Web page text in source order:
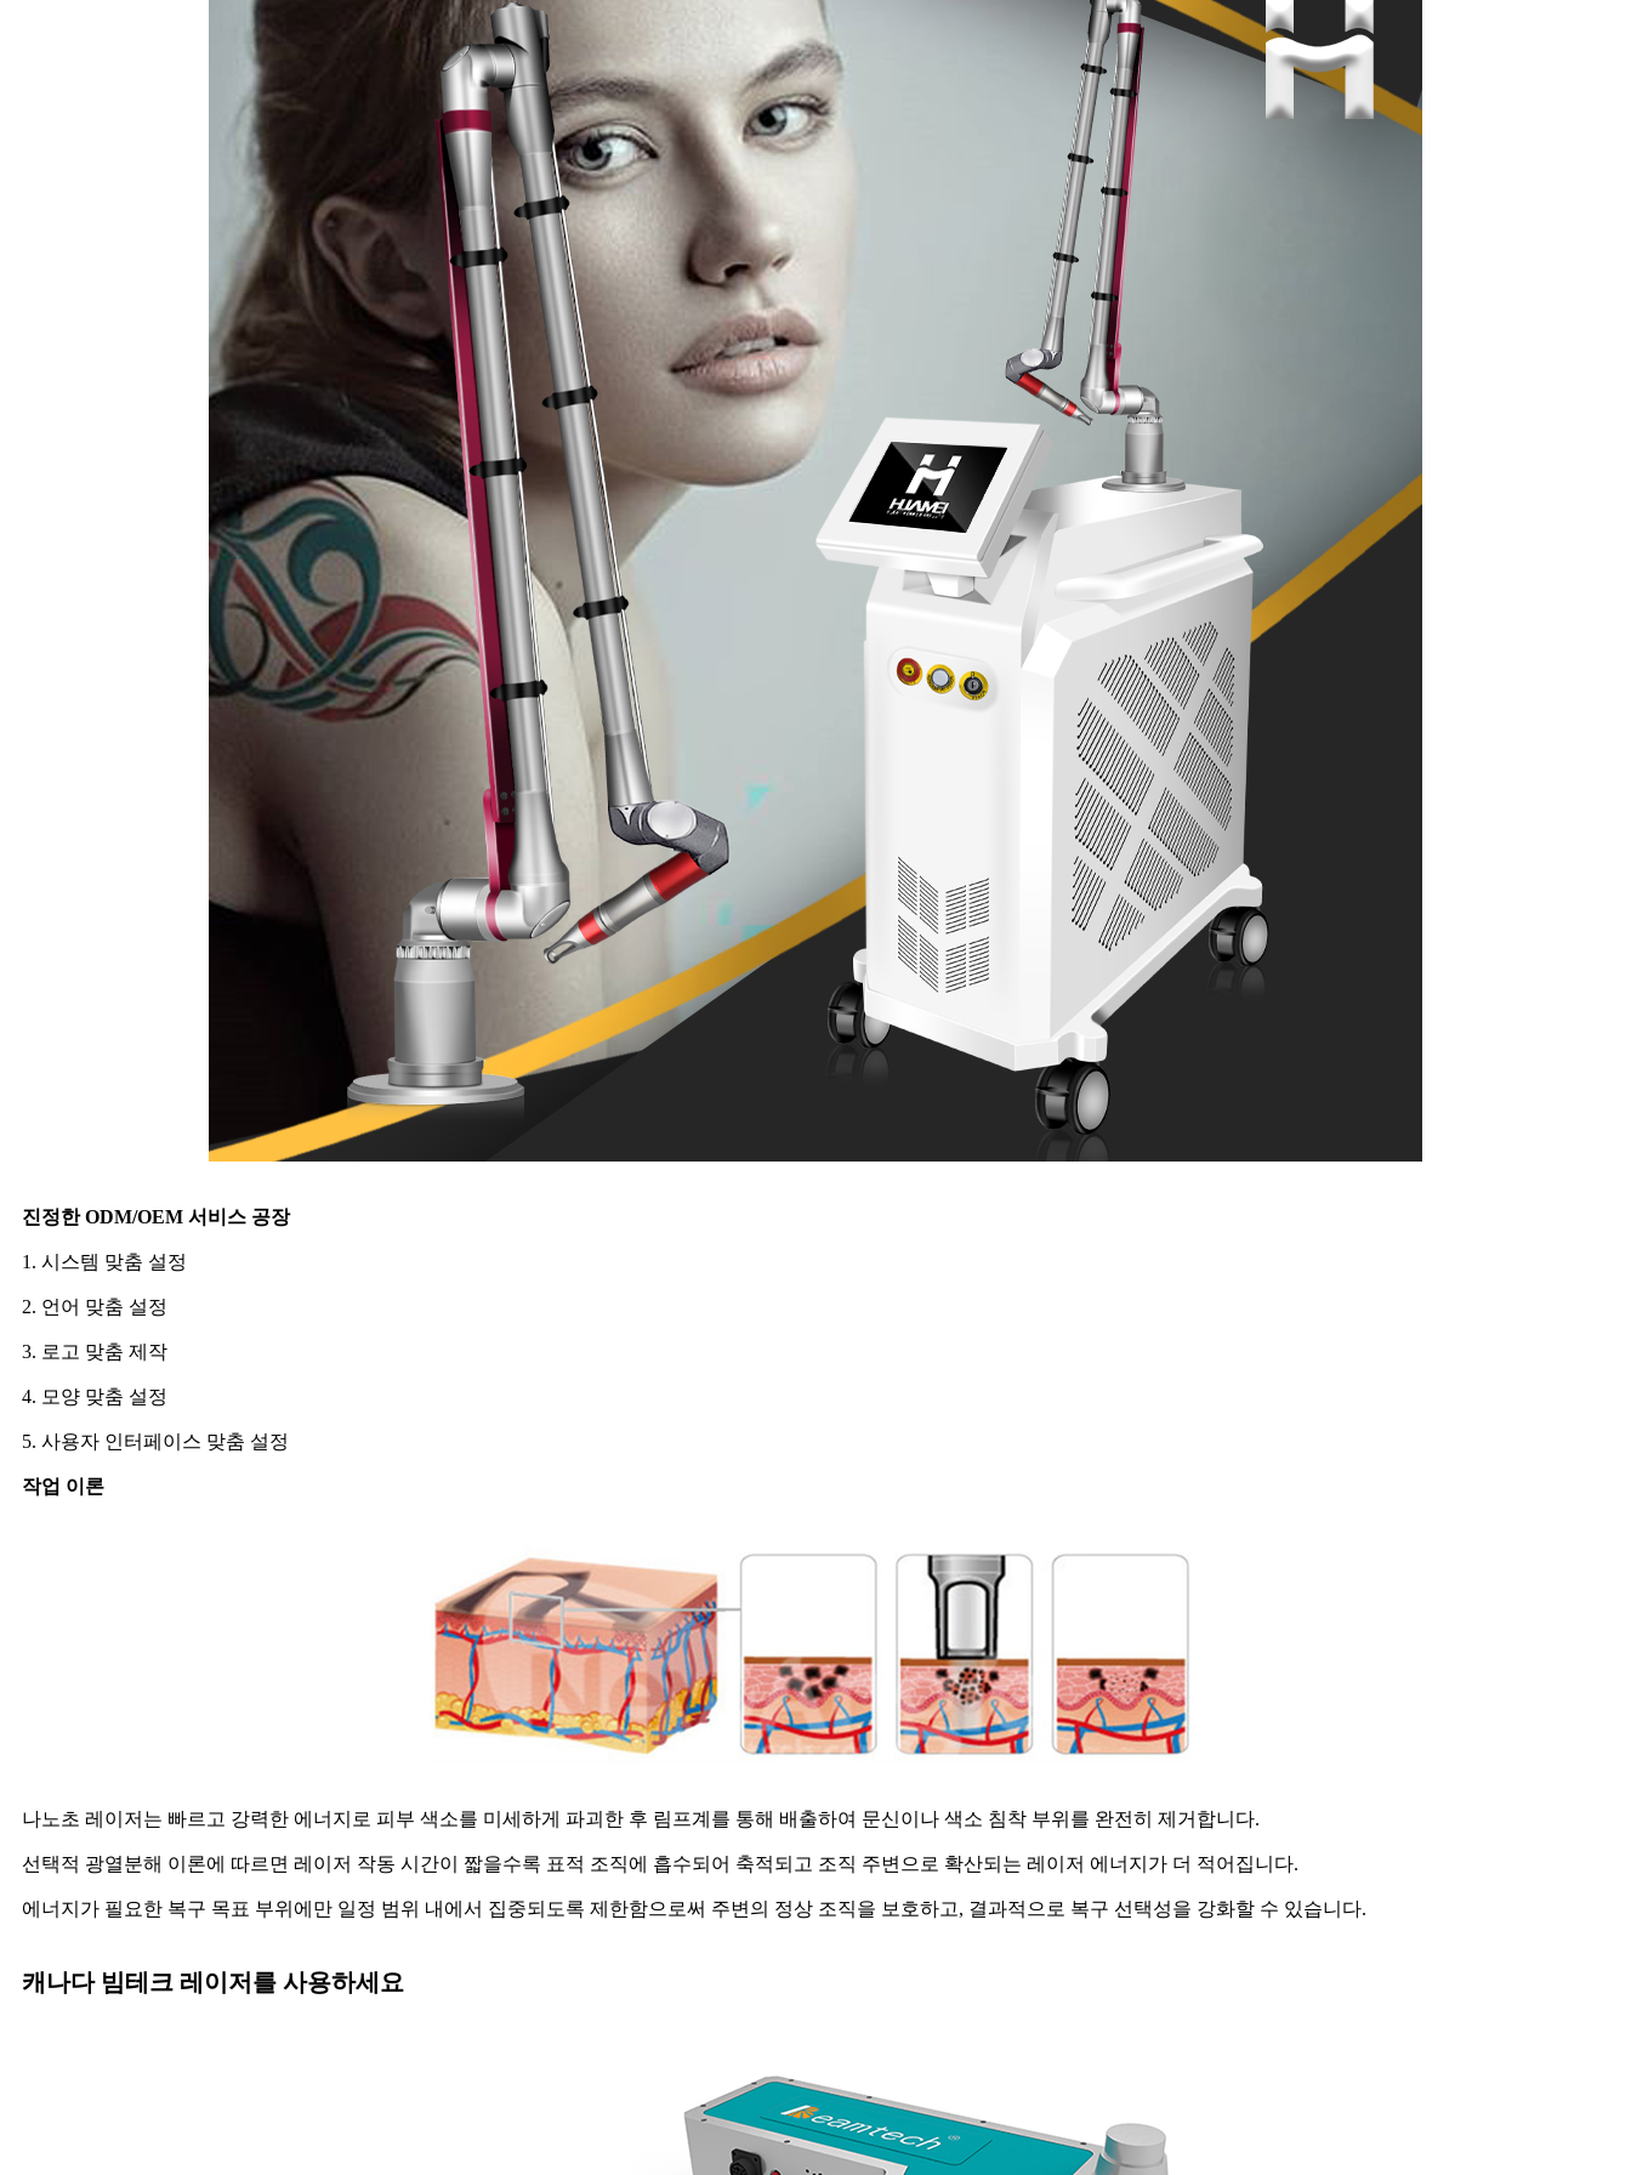
진정한 ODM/OEM 서비스 공장
1. 시스템 맞춤 설정
2. 언어 맞춤 설정
3. 로고 맞춤 제작
4. 모양 맞춤 설정
5. 사용자 인터페이스 맞춤 설정
작업 이론
나노초 레이저는 빠르고 강력한 에너지로 피부 색소를 미세하게 파괴한 후 림프계를 통해 배출하여 문신이나 색소 침착 부위를 완전히 제거합니다.
선택적 광열분해 이론에 따르면 레이저 작동 시간이 짧을수록 표적 조직에 흡수되어 축적되고 조직 주변으로 확산되는 레이저 에너지가 더 적어집니다.
에너지가 필요한 복구 목표 부위에만 일정 범위 내에서 집중되도록 제한함으로써 주변의 정상 조직을 보호하고, 결과적으로 복구 선택성을 강화할 수 있습니다.
캐나다 빔테크 레이저를 사용하세요